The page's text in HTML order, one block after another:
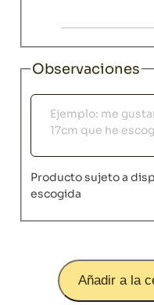
Observaciones
Observaciones
Producto sujeto a
escogida
Añadir a la